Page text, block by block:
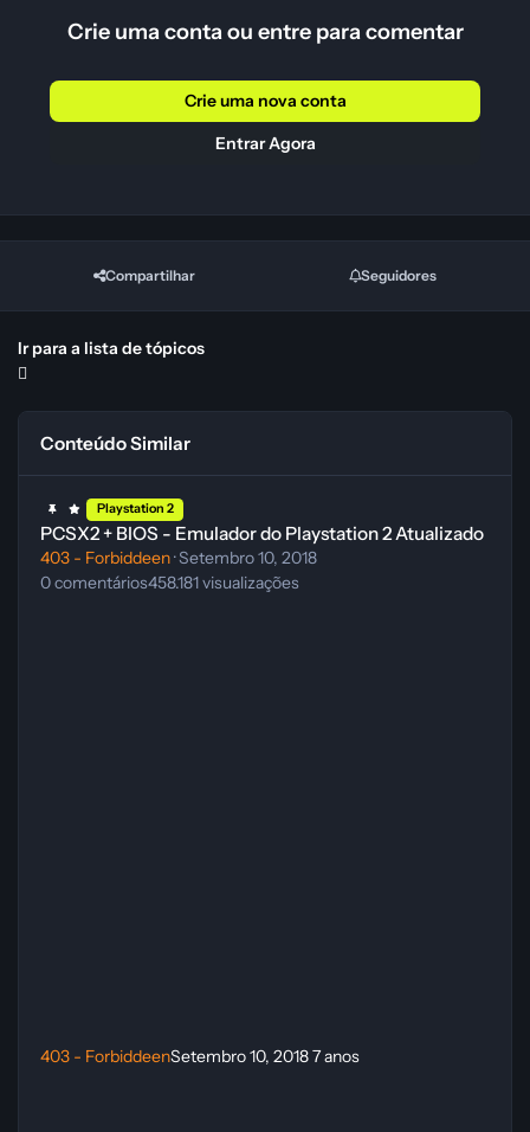
Crie uma conta ou entre para comentar
Crie uma nova conta
Entrar Agora
Compartilhar Seguidores
Ir para a lista de tópicos
Conteúdo Similar
Playstation 2
PCSX2 + BIOS - Emulador do Playstation 2 Atualizado
403 - Forbiddeen·Setembro 10, 2018
0comentários458.181visualizações
403 - ForbiddeenSetembro 10, 20187 anos